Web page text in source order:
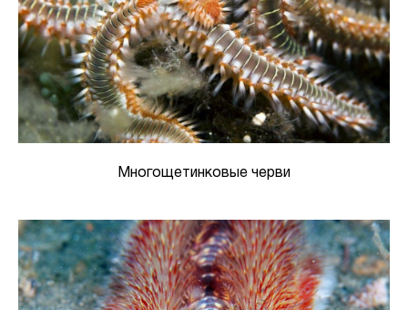
Многощетинковые черви